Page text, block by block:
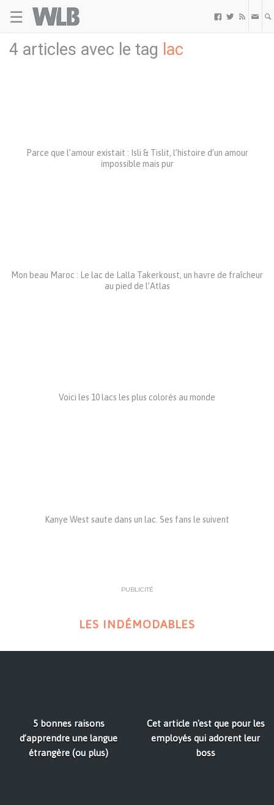
☰   
4 articles avec le tag lac
Parce que l’amour existait : Isli & Tislit, l’histoire d’un amour
impossible mais pur
Mon beau Maroc : Le lac de Lalla Takerkoust, un havre de fraîcheur
au pied de l’Atlas
Voici les 10 lacs les plus colorés au monde
Kanye West saute dans un lac. Ses fans le suivent
PUBLICITÉ
LES INDÉMODABLES
5 bonnes raisons
d’apprendre une langue
étrangère (ou plus)
Cet article n'est que pour les
employés qui adorent leur
boss